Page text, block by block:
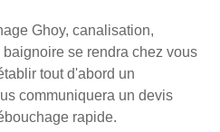
Ghoy, canalisation,
se rendra chez vous
tout d'abord un
communiquera un devis
rapide.